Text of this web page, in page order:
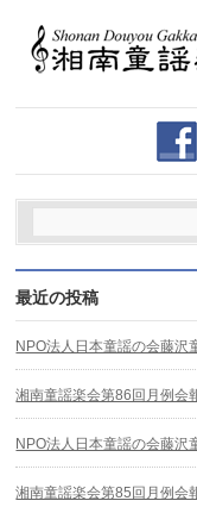
最近の投稿
NPO法人日本童謡の会藤沢
湘南童謡楽会第86回月例会
NPO法人日本童謡の会藤沢
湘南童謡楽会第85回月例会